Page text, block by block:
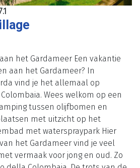
het Gardameer Een vakantie
aan het Gardameer? In
vind je het allemaal op
Wees welkom op een
tussen olijfbomen en
met uitzicht op het
met waterspraypark Hier
het Gardameer vind je veel
vermaak voor jong en oud. Zo